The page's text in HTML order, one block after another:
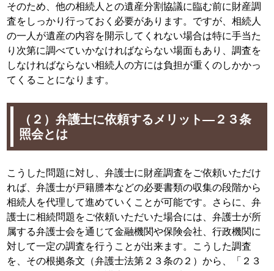
そのため、他の相続人との遺産分割協議に臨む前に財産調
査をしっかり行っておく必要があります。ですが、相続人
の一人が遺産の内容を開示してくれない場合は特に手当た
り次第に調べていかなければならない場面もあり、調査を
しなければならない相続人の方には負担が重くのしかかっ
てくることになります。
（２）弁護士に依頼するメリット―２３条
照会とは
こうした問題に対し、弁護士に財産調査をご依頼いただけ
れば、弁護士が戸籍謄本などの必要書類の収集の段階から
相続人を代理して進めていくことが可能です。さらに、弁
護士に相続問題をご依頼いただいた場合には、弁護士が所
属する弁護士会を通じて金融機関や保険会社、行政機関に
対して一定の調査を行うことが出来ます。こうした調査
を、その根拠条文（弁護士法第２３条の２）から、「２３